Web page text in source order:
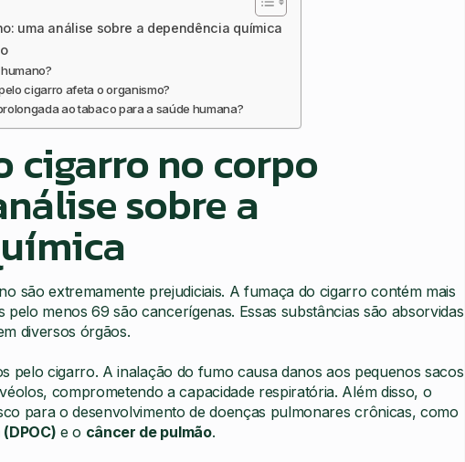
uma análise sobre a dependência química
cigarro afeta o organismo?
ao tabaco para a saúde humana?
cigarro no corpo
sobre a
são extremamente prejudiciais. A fumaça do cigarro contém mais
pelo menos 69 são cancerígenas. Essas substâncias são absorvidas
diversos órgãos.
pelo cigarro. A inalação do fumo causa danos aos pequenos sacos
comprometendo a capacidade respiratória. Além disso, o
para o desenvolvimento de doenças pulmonares crônicas, como
e o câncer de pulmão.